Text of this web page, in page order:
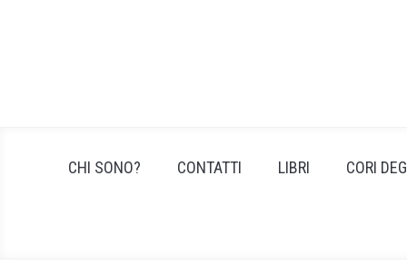
CHI SONO? CONTATTI LIBRI CORI